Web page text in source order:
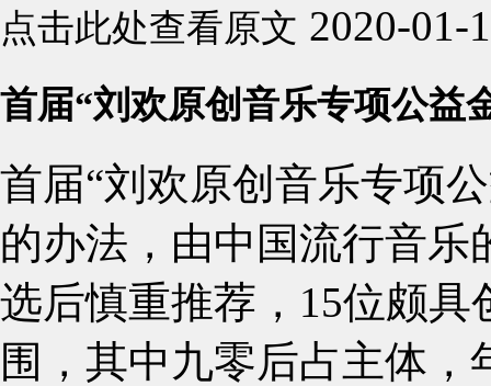
点击此处查看原文 2020-01-
首届“刘欢原创音乐专项公益
首届“刘欢原创音乐专项
的办法，由中国流行音
选后慎重推荐，15位颇
围，其中九零后占主体